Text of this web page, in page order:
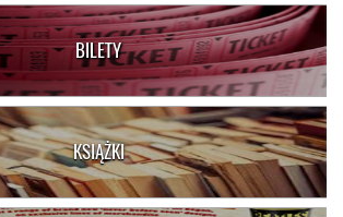
BILETY
KSIĄŻKI